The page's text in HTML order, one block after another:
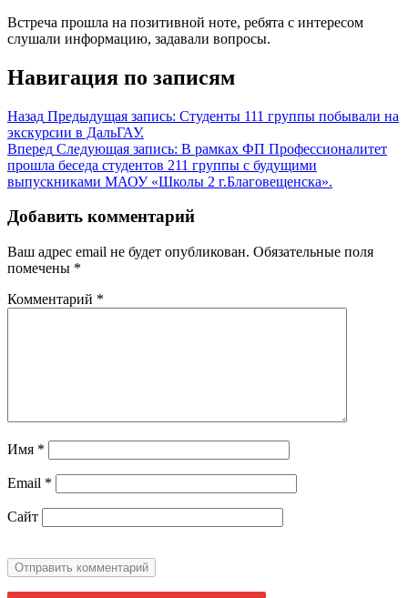
Встреча прошла на позитивной ноте, ребята с интересом
слушали информацию, задавали вопросы.
Навигация по записям
Назад Предыдущая запись: Студенты 111 группы побывали на
экскурсии в ДальГАУ.
Вперед Следующая запись: В рамках ФП Профессионалитет
прошла беседа студентов 211 группы с будущими
выпускниками МАОУ «Школы 2 г.Благовещенска».
Добавить комментарий
Ваш адрес email не будет опубликован. Обязательные поля
помечены *
Комментарий *
Имя *
Email *
Сайт